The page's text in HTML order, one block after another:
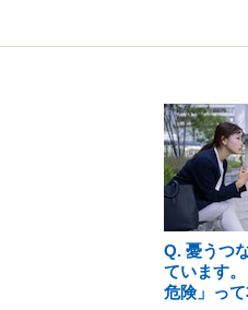
Q. 憂うつ
ています
危険」っ